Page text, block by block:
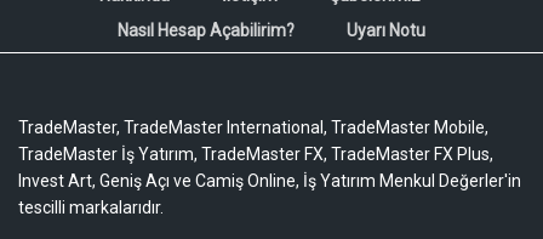
Nasıl Hesap Açabilirim?
Uyarı Notu
TradeMaster, TradeMaster International, TradeMaster Mobile,
TradeMaster İş Yatırım, TradeMaster FX, TradeMaster FX Plus,
Invest Art, Geniş Açı ve Camiş Online, İş Yatırım Menkul Değerler'in
tescilli markalarıdır.